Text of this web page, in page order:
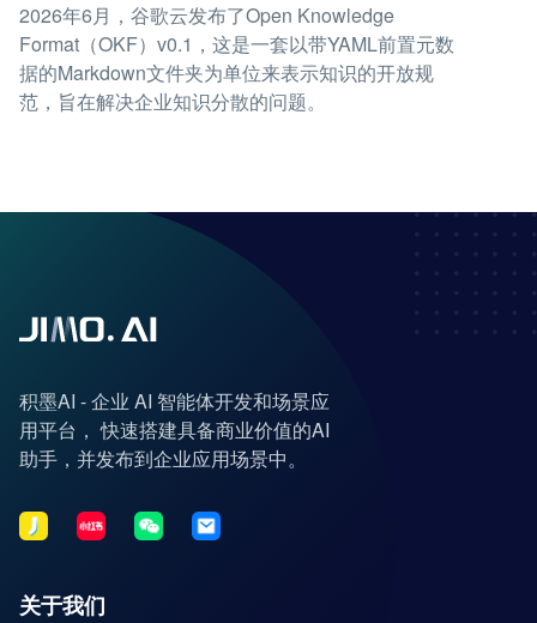
2026年6月，谷歌云发布了Open Knowledge
Format（OKF）v0.1，这是一套以带YAML前置元数
据的Markdown文件夹为单位来表示知识的开放规
范，旨在解决企业知识分散的问题。
积墨AI - 企业 AI 智能体开发和场景应
用平台， 快速搭建具备商业价值的AI
助手，并发布到企业应用场景中。
关于我们